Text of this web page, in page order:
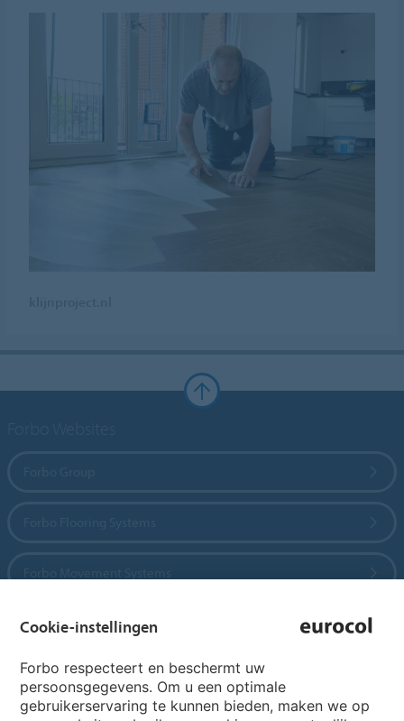
Choose your country
Cookie-instellingen
Forbo respecteert en beschermt uw
persoonsgegevens. Om u een optimale
gebruikerservaring te kunnen bieden, maken we op